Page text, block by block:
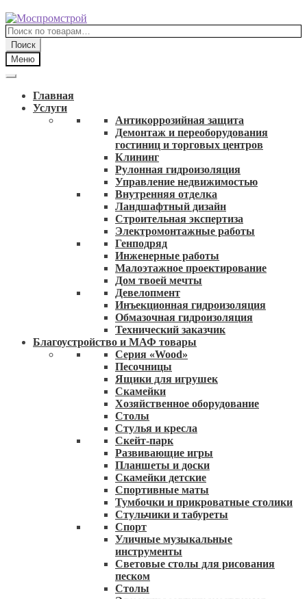
Перейти
к
навигации
Перейти
к
содержимому
Искать:
Поиск
Меню
Главная
Услуги
Антикоррозийная защита
Демонтаж и переоборудования
гостиниц и торговых центров
Клининг
Рулонная гидроизоляция
Управление недвижимостью
Внутренняя отделка
Ландшафтный дизайн
Строительная экспертиза
Электромонтажные работы
Генподряд
Инженерные работы
Малоэтажное проектирование
Дом твоей мечты
Девелопмент
Инъекционная гидроизоляция
Обмазочная гидроизоляция
Технический заказчик
Благоустройство и МАФ товары
Серия «Wood»
Песочницы
Ящики для игрушек
Скамейки
Хозяйственное оборудование
Столы
Стулья и кресла
Скейт-парк
Развивающие игры
Планшеты и доски
Скамейки детские
Спортивные маты
Тумбочки и прикроватные столики
Стульчики и табуреты
Спорт
Уличные музыкальные
инструменты
Световые столы для рисования
песком
Столы